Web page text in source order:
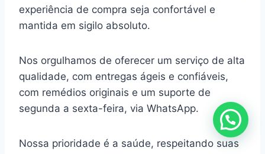
experiência de compra seja confortável e
mantida em sigilo absoluto.
Nos orgulhamos de oferecer um serviço de alta
qualidade, com entregas ágeis e confiáveis,
com remédios originais e um suporte de
segunda a sexta-feira, via WhatsApp.
Nossa prioridade é a saúde, respeitando suas